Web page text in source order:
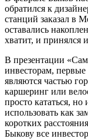
обратился к
станций заказал в
оставались
хватит, и принялся
В презентации
инвесторам,
являются частью
каршеринг или
просто кататься,
использовать как
коротких
Быкову все